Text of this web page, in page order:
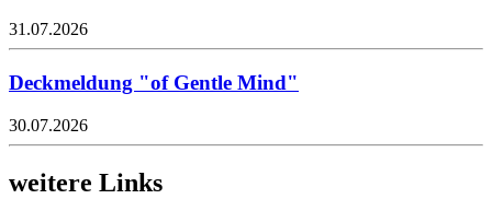
31.07.2026
Deckmeldung "of Gentle Mind"
30.07.2026
weitere Links